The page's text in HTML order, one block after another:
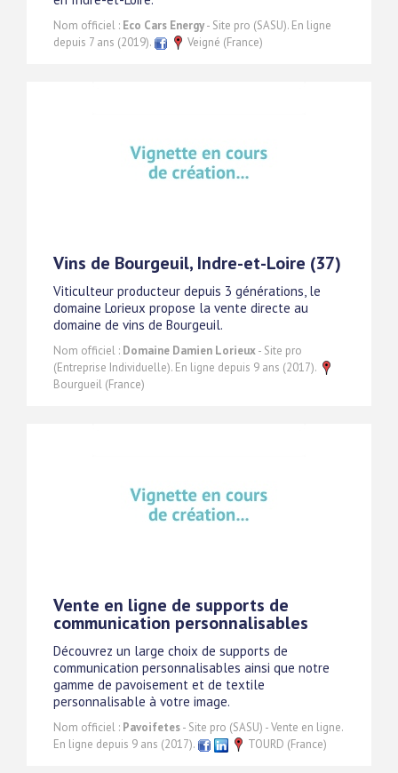
Nom officiel : Eco Cars Energy- Site pro (SASU). En ligne
depuis 7 ans (2019).
Veigné (France)
Vins de Bourgeuil, Indre-et-Loire (37)
Viticulteur producteur depuis 3 générations, le
domaine Lorieux propose la vente directe au
domaine de vins de Bourgeuil.
Nom officiel : Domaine Damien Lorieux- Site pro
(Entreprise Individuelle). En ligne depuis 9 ans (2017).
Bourgueil (France)
Vente en ligne de supports de
communication personnalisables
Découvrez un large choix de supports de
communication personnalisables ainsi que notre
gamme de pavoisement et de textile
personnalisable à votre image.
Nom officiel : Pavoifetes- Site pro (SASU) - Vente en ligne.
En ligne depuis 9 ans (2017).
TOURD (France)